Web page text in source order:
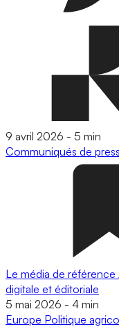
9 avril 2026 - 5 min
Communiqués de
Le média de
digitale et éditoriale
5 mai 2026 - 4 min
Europe Politique